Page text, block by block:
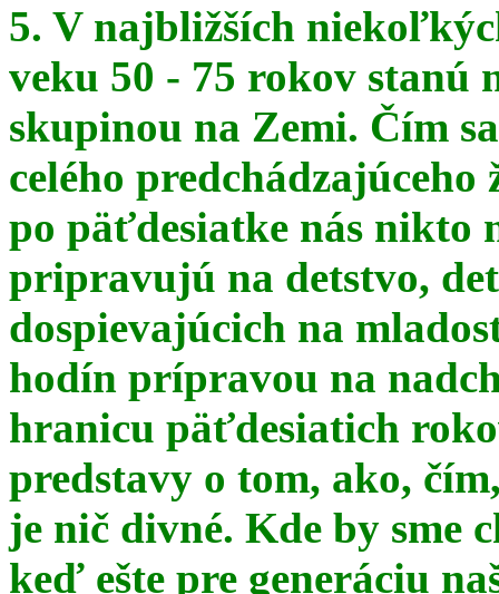
5. V najbližších
veku 50 - 75 rokov stanú
skupinou na Zemi. Čím
celého
po päťdesiatke nás nikto
pripravujú na detstvo,
dospievajúcich na
hodín prípravou na
hranicu päťdesiatich
predstavy o tom, ako,
je nič divné. Kde by sme
keď ešte pre generáciu